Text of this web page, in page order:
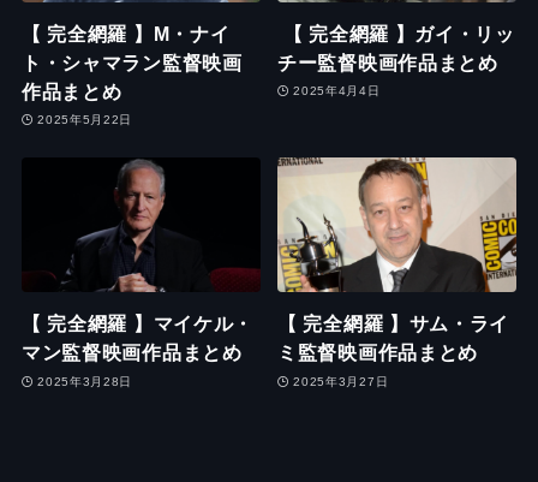
【 完全網羅 】M・ナイ
ト・シャマラン監督映画
作品まとめ
2025年5月22日
【 完全網羅 】ガイ・リッ
チー監督映画作品まとめ
2025年4月4日
【 完全網羅 】マイケル・
マン監督映画作品まとめ
2025年3月28日
【 完全網羅 】サム・ライ
ミ監督映画作品まとめ
2025年3月27日